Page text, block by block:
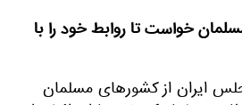
خواست تا روابط خود را با
ایران از کشورهای مسلمان